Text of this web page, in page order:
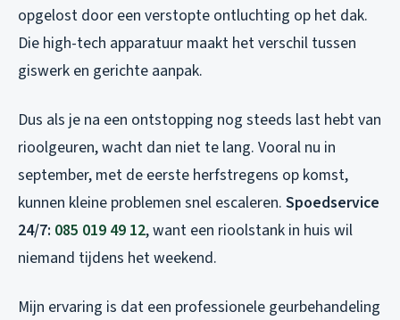
opgelost door een verstopte ontluchting op het dak.
Die high-tech apparatuur maakt het verschil tussen
giswerk en gerichte aanpak.
Dus als je na een ontstopping nog steeds last hebt van
rioolgeuren, wacht dan niet te lang. Vooral nu in
september, met de eerste herfstregens op komst,
kunnen kleine problemen snel escaleren. Spoedservice
24/7: 085 019 49 12, want een rioolstank in huis wil
niemand tijdens het weekend.
Mijn ervaring is dat een professionele geurbehandeling